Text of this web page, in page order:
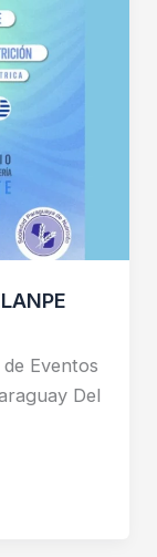
Eventos
Del